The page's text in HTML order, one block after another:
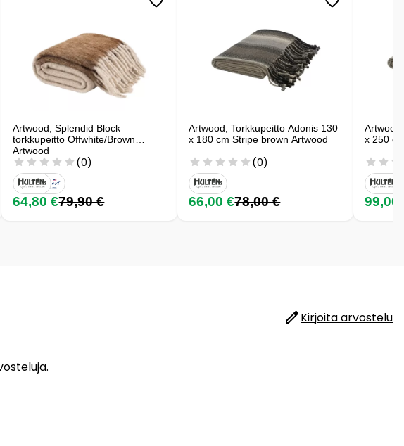
Artwood, Splendid Block
torkkupeitto Offwhite/Brown
Artwood
(0)
64,80 €79,90 €
Artwood, Torkkupeitto Adonis 130
x 180 cm Stripe brown Artwood
(0)
66,00 €78,00 €
x 250
99,00
Kirjoita arvostelu